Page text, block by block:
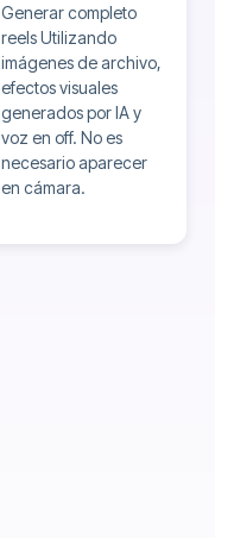
Generar completo
reels Utilizando
imágenes de archivo,
efectos visuales
generados por IA y
voz en off. No es
necesario aparecer
en cámara.